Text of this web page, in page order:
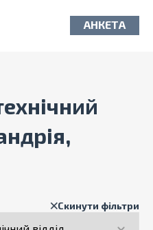
АНКЕТА
Скинути фільтри